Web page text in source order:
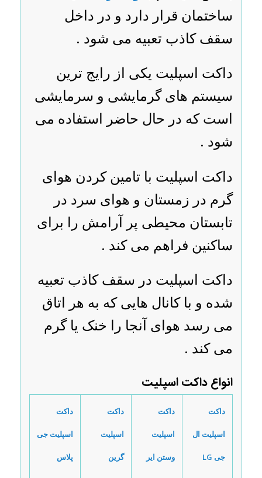
ساختمان قرار دارد و در داخل
سقف کاذب تعبیه می شود .
داکت اسپلیت یکی از رایج ترین
سیستم های گرمایشی و سرمایشی
است که در حال حاضر استفاده می
شود .
داکت اسپلیت با تامین کردن هوای
گرم در زمستان و هوای سرد در
تابستان محیطی پر آرامش را برای
ساکنین فراهم می کند .
داکت اسپلیت در سقف کاذب تعبیه
شده و با کانال هایی که به هر اتاق
می رسد هوای آنجا را خنک یا گرم
می کند .
انواع داکت اسپلیت
داکت
اسپلیت ال
جی LG
داکت
اسپلیت
وستن ایر
داکت
اسپلیت
گرین
داکت
اسپلیت جی
پلاس